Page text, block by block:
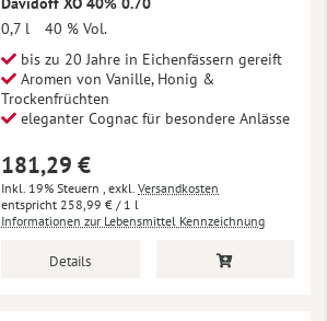
0,7 l
40 % Vol.
bis zu 20 Jahre in Eichenfässern gereift
Aromen von Vanille, Honig &
Trockenfrüchten
eleganter Cognac für besondere Anlässe
181,29 €
Inkl. 19% Steuern exkl. Versandkosten
258,99 € / 1 l
Informationen zur Lebensmittel Kennzeichnung
Details